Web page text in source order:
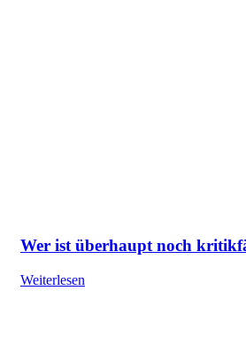
Wer ist überhaupt noch
Weiterlesen